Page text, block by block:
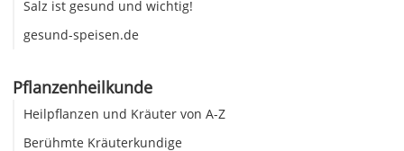
Salz ist gesund und wichtig!
gesund-speisen.de
Pflanzenheilkunde
Heilpflanzen und Kräuter von A-Z
Berühmte Kräuterkundige